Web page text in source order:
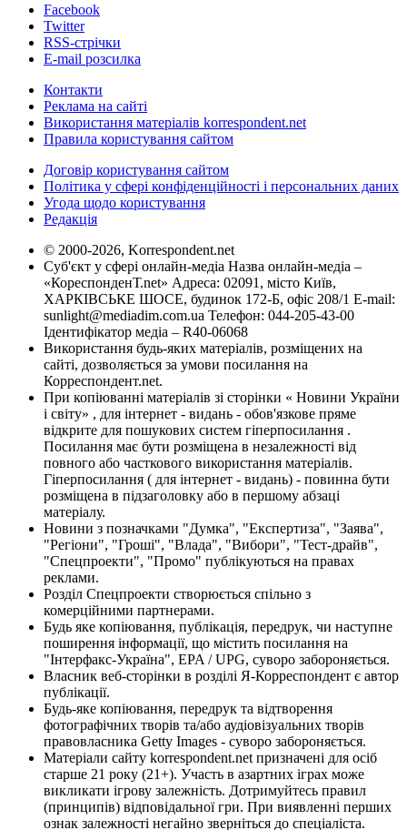
Facebook
Twitter
RSS-стрічки
E-mail розсилка
Контакти
Реклама на сайті
Використання матеріалів korrespondent.net
Правила користування сайтом
Договір користування сайтом
Політика у сфері конфіденційності і персональних даних
Угода щодо користування
Редакція
© 2000-2026, Korrespondent.net
Суб'єкт у сфері онлайн-медіа Назва онлайн-медіа –
«КореспонденТ.net» Адреса: 02091, місто Київ,
ХАРКІВСЬКЕ ШОСЕ, будинок 172-Б, офіс 208/1 E-mail:
sunlight@mediadim.com.ua Телефон: 044-205-43-00
Ідентифікатор медіа – R40-06068
Використання будь-яких матеріалів, розміщених на
сайті, дозволяється за умови посилання на
Корреспондент.net.
При копіюванні матеріалів зі сторінки « Новини України
і світу» , для інтернет - видань - обов'язкове пряме
відкрите для пошукових систем гіперпосилання .
Посилання має бути розміщена в незалежності від
повного або часткового використання матеріалів.
Гіперпосилання ( для інтернет - видань) - повинна бути
розміщена в підзаголовку або в першому абзаці
матеріалу.
Новини з позначками "Думка", "Експертиза", "Заява",
"Регіони", "Гроші", "Влада", "Вибори", "Тест-драйв",
"Спецпроекти", "Промо" публікуються на правах
реклами.
Розділ Спецпроекти створюється спільно з
комерційними партнерами.
Будь яке копіювання, публікація, передрук, чи наступне
поширення інформації, що містить посилання на
"Інтерфакс-Україна", EPA / UPG, суворо забороняється.
Власник веб-сторінки в розділі Я-Корреспондент є автор
публікації.
Будь-яке копіювання, передрук та відтворення
фотографічних творів та/або аудіовізуальних творів
правовласника Getty Images - суворо забороняється.
Матеріали сайту korrespondent.net призначені для осіб
старше 21 року (21+). Участь в азартних іграх може
викликати ігрову залежність. Дотримуйтесь правил
(принципів) відповідальної гри. При виявленні перших
ознак залежності негайно зверніться до спеціаліста.